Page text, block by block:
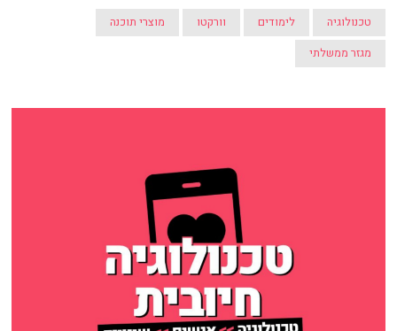
טכנולוגיה לימודים וורקטו
מוצרי תוכנה
מגזר ממשלתי